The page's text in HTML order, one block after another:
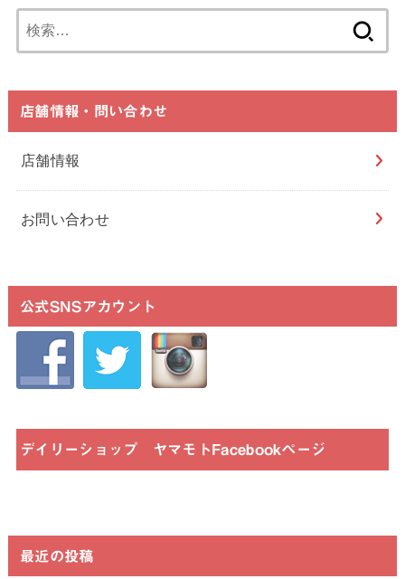
索:
店舗情報・問い合わせ
店舗情報
お問い合わせ
公式SNSアカウント
デイリーショップ ヤマモトFacebookページ
最近の投稿